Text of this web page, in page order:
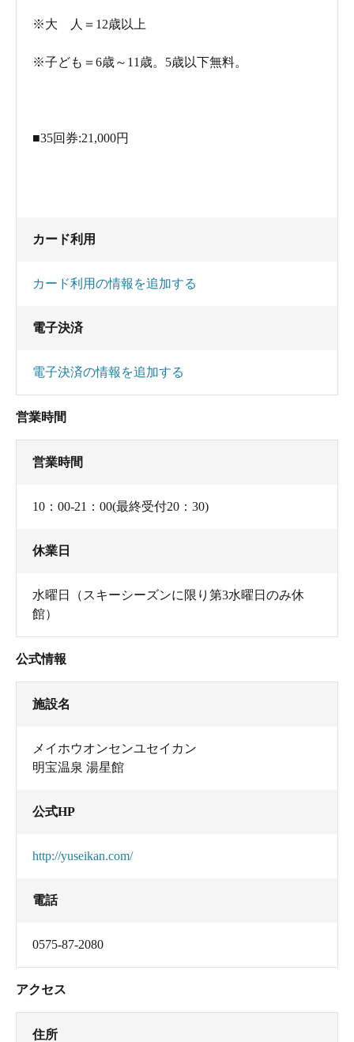
たぶん人が多いときなどは余計なトラブルを引き
あと脱衣場入口前に足湯がありました。入館後で
142.3×10 -10乗 キュリー/kg(39.2M･E）
F 18.0、Cl 4.8、SO4 1.7、HCO3 131.0、CO3 24.3、
H2S 0.1未満、
計 322mg/kg
分析終了年月日 平成18年8月5日
加水無し、加温あり、循環あり、塩素及びアル
コール系薬剤添加
新湯注入量･･･新湯を1時間に5000L注入
替、清掃。
濃度）、アルコール系薬剤0.6ppm
※大 人＝12歳以上
※子ども＝6歳～11歳。5歳以下無料。
■35回券:21,000円
カード利用
カード利用の情報を追加する
電子決済
電子決済の情報を追加する
営業時間
営業時間
10：00-21：00(最終受付20：30)
休業日
水曜日（スキーシーズンに限り第3水曜日のみ休
館）
公式情報
施設名
メイホウオンセンユセイカン
明宝温泉 湯星館
公式HP
http://yuseikan.com/
電話
0575-87-2080
アクセス
住所